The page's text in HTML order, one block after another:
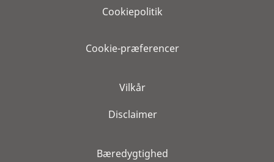
Cookiepolitik
Cookie-præferencer
Vilkår
Disclaimer
Bæredygtighed